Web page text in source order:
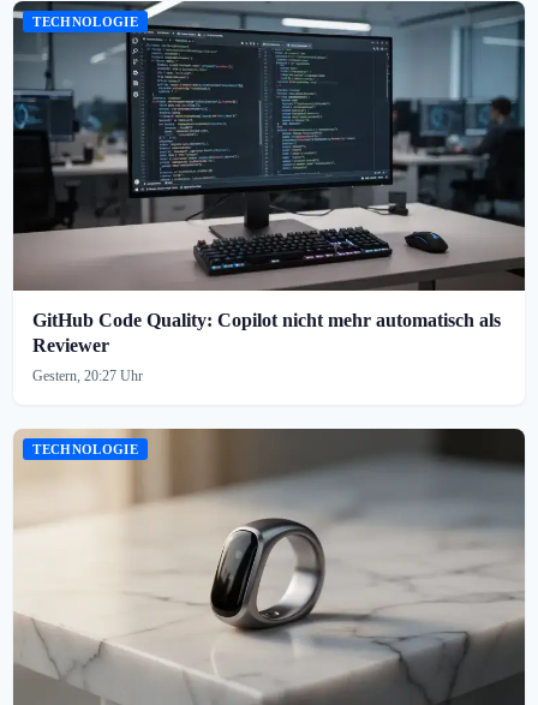
TECHNOLOGIE
GitHub Code Quality: Copilot nicht mehr automatisch als
Reviewer
Gestern, 20:27 Uhr
TECHNOLOGIE